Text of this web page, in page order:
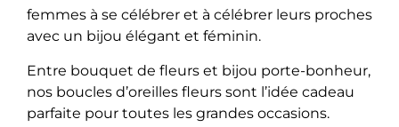
femmes à se célébrer et à célébrer leurs proches
avec un bijou élégant et féminin.
Entre bouquet de fleurs et bijou porte-bonheur,
nos boucles d’oreilles fleurs sont l’idée cadeau
parfaite pour toutes les grandes occasions.